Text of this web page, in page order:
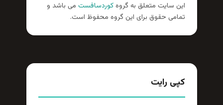
این سایت متعلق به گروهکوردسافست می باشد و
تمامی حقوق برای این گروه محفوظ است.
کپی رایت